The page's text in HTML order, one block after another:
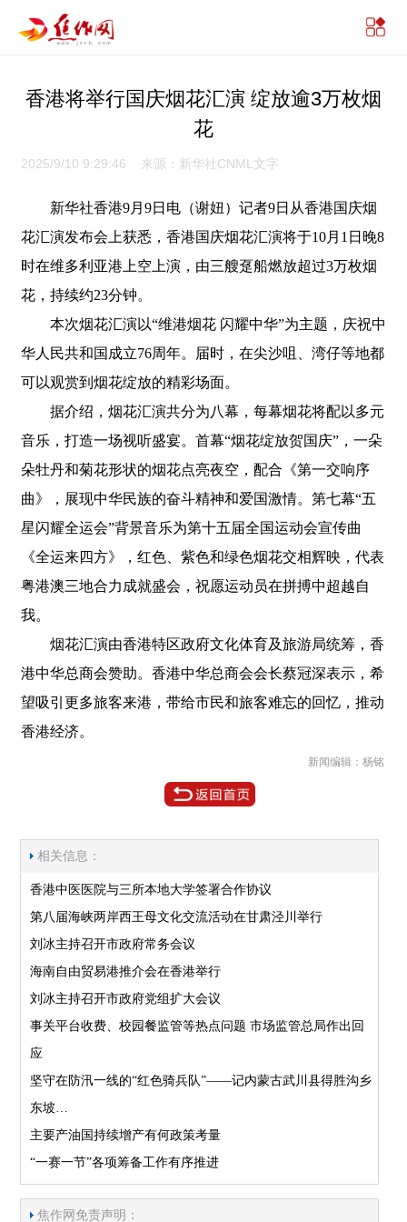
香港将举行国庆烟花汇演 绽放逾3万枚烟
花
2025/9/10 9:29:46 来源：新华社CNML文字
新华社香港9月9日电（谢妞）记者9日从香港国庆烟
花汇演发布会上获悉，香港国庆烟花汇演将于10月1日晚8
时在维多利亚港上空上演，由三艘趸船燃放超过3万枚烟
花，持续约23分钟。
本次烟花汇演以“维港烟花 闪耀中华”为主题，庆祝中
华人民共和国成立76周年。届时，在尖沙咀、湾仔等地都
可以观赏到烟花绽放的精彩场面。
据介绍，烟花汇演共分为八幕，每幕烟花将配以多元
音乐，打造一场视听盛宴。首幕“烟花绽放贺国庆”，一朵
朵牡丹和菊花形状的烟花点亮夜空，配合《第一交响序
曲》，展现中华民族的奋斗精神和爱国激情。第七幕“五
星闪耀全运会”背景音乐为第十五届全国运动会宣传曲
《全运来四方》，红色、紫色和绿色烟花交相辉映，代表
粤港澳三地合力成就盛会，祝愿运动员在拼搏中超越自
我。
烟花汇演由香港特区政府文化体育及旅游局统筹，香
港中华总商会赞助。香港中华总商会会长蔡冠深表示，希
望吸引更多旅客来港，带给市民和旅客难忘的回忆，推动
香港经济。
新闻编辑：杨铭
相关信息：
香港中医医院与三所本地大学签署合作协议
第八届海峡两岸西王母文化交流活动在甘肃泾川举行
刘冰主持召开市政府常务会议
海南自由贸易港推介会在香港举行
刘冰主持召开市政府党组扩大会议
事关平台收费、校园餐监管等热点问题 市场监管总局作出回
应
坚守在防汛一线的“红色骑兵队”——记内蒙古武川县得胜沟乡
东坡…
主要产油国持续增产有何政策考量
“一赛一节”各项筹备工作有序推进
焦作网免责声明：